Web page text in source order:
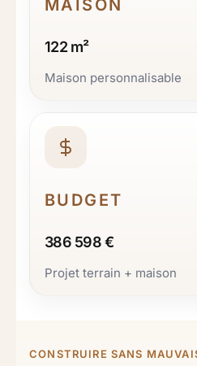
MAISON
122 m²
Maison personnalisable
BUDGET
386 598 €
Projet terrain + maison
CONSTRUIRE SANS